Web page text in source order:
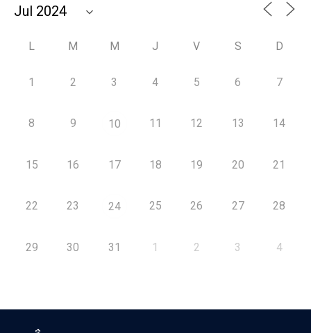
L M M J V S D
1 2 3 4 5 6 7
8 9 10 11 12 13 14
15 16 17 18 19 20 21
22 23 24 25 26 27 28
29 30 31 1 2 3 4